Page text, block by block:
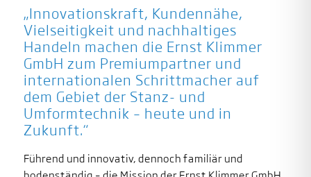
„Innovationskraft, Kundennähe,
Vielseitigkeit und nachhaltiges
Handeln machen die Ernst Klimmer
GmbH zum Premiumpartner und
internationalen Schrittmacher auf
dem Gebiet der Stanz- und
Umformtechnik – heute und in
Zukunft.“
Führend und innovativ, dennoch familiär und